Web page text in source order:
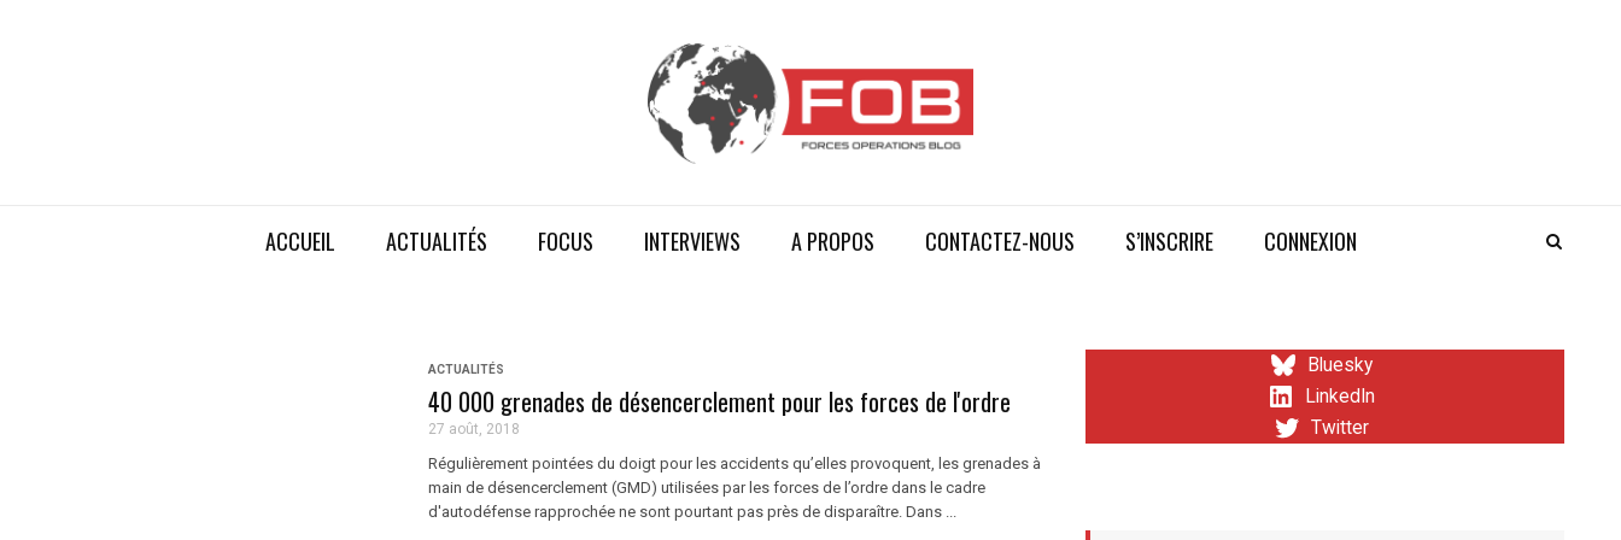
ACCUEIL ACTUALITÉS FOCUS INTERVIEWS A PROPOS CONTACTEZ-NOUS S’INSCRIRE CONNEXION
ACTUALITÉS
40 000 grenades de désencerclement pour les forces de l'ordre
27 août, 2018
Régulièrement pointées du doigt pour les accidents qu’elles provoquent, les grenades à
main de désencerclement (GMD) utilisées par les forces de l’ordre dans le cadre
d'autodéfense rapprochée ne sont pourtant pas près de disparaître. Dans ...
Bluesky
LinkedIn
Twitter